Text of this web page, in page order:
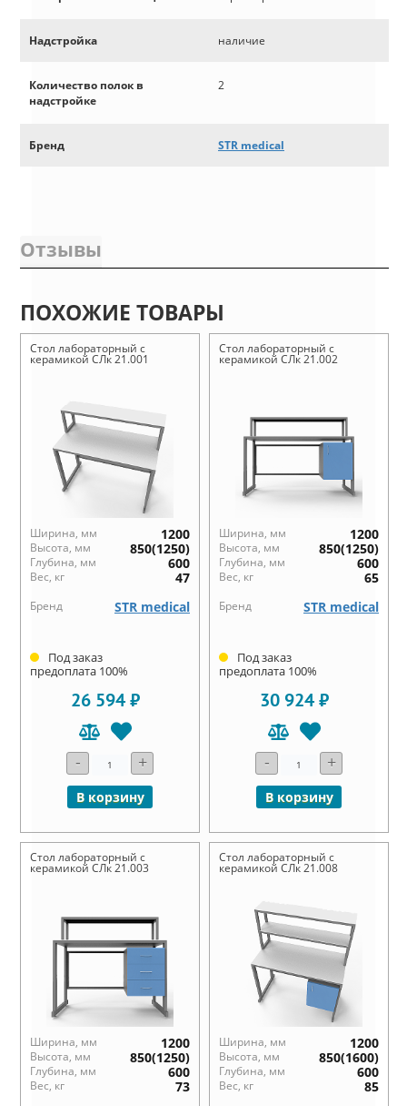
Надстройка наличие
Количество полок в
надстройке
2
Бренд STR medical
Отзывы
ПОХОЖИЕ ТОВАРЫ
Стол лабораторный с
керамикой СЛк 21.001
Ширина, мм 1200
Высота, мм 850(1250)
Глубина, мм 600
Вес, кг 47
Бренд STR medical
Под заказ
предоплата 100%
26 594 ₽
- +
В корзину
Стол лабораторный с
керамикой СЛк 21.002
Ширина, мм 1200
Высота, мм 850(1250)
Глубина, мм 600
Вес, кг 65
Бренд STR medical
Под заказ
предоплата 100%
30 924 ₽
- +
В корзину
Стол лабораторный с
керамикой СЛк 21.003
Ширина, мм 1200
Высота, мм 850(1250)
Глубина, мм 600
Вес, кг 73
Стол лабораторный с
керамикой СЛк 21.008
Ширина, мм 1200
Высота, мм 850(1600)
Глубина, мм 600
Вес, кг 85